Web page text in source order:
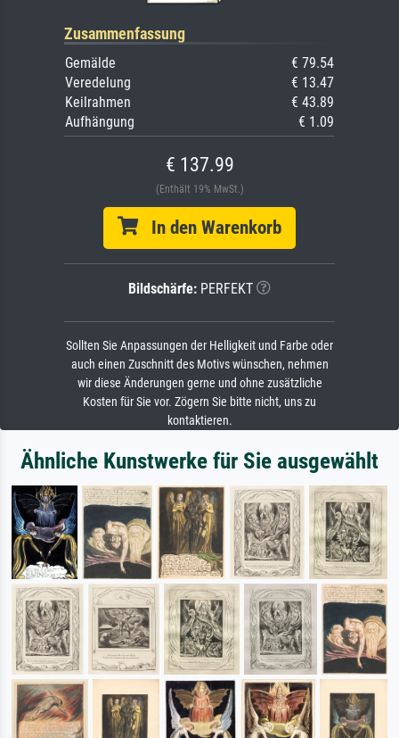
Zusammenfassung
Gemälde
€ 79.54
Veredelung
€ 13.47
Keilrahmen
€ 43.89
Aufhängung
€ 1.09
€ 137.99
(Enthält 19% MwSt.)
In den Warenkorb
Bildschärfe: PERFEKT
Sollten Sie Anpassungen der Helligkeit und Farbe oder
auch einen Zuschnitt des Motivs wünschen, nehmen
wir diese Änderungen gerne und ohne zusätzliche
Kosten für Sie vor. Zögern Sie bitte nicht, uns zu
kontaktieren.
Ähnliche Kunstwerke für Sie ausgewählt